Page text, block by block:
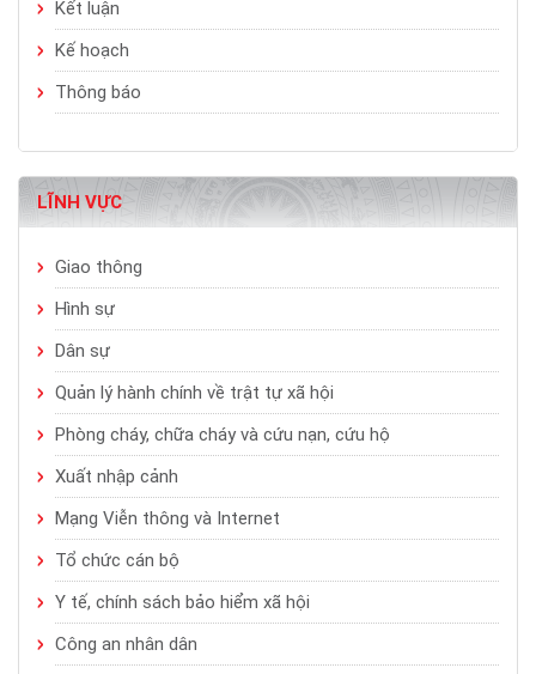
Kết luận
Kế hoạch
Thông báo
LĨNH VỰC
Giao thông
Hình sự
Dân sự
Quản lý hành chính về trật tự xã hội
Phòng cháy, chữa cháy và cứu nạn, cứu hộ
Xuất nhập cảnh
Mạng Viễn thông và Internet
Tổ chức cán bộ
Y tế, chính sách bảo hiểm xã hội
Công an nhân dân